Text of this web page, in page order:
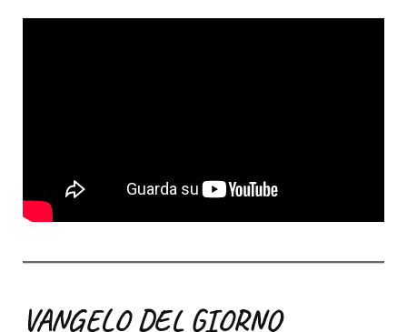
VANGELO DEL GIORNO